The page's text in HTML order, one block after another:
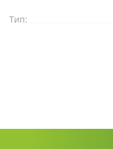
Тип: